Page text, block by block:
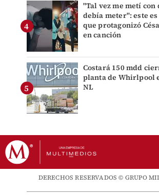
"Tal vez me metí con
debía meter": este
que protagonizó
en canción
Costará 150 mdd
planta de Whirlpool
NL
DERECHOS RESERVADOS © GRUPO